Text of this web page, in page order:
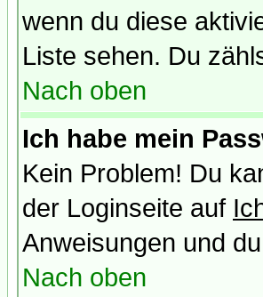
wenn du diese
Liste sehen. Du
Nach oben
Ich habe mein
Kein Problem! Du
der Loginseite auf
Anweisungen und
Nach oben